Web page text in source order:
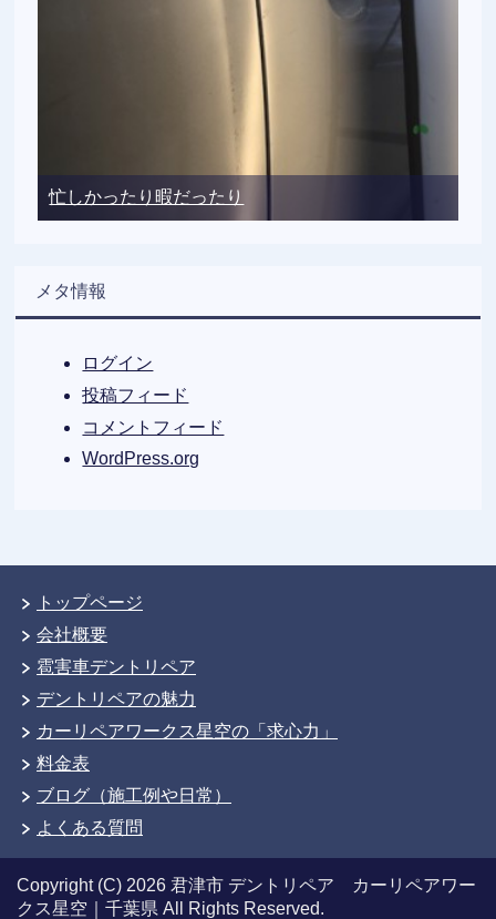
忙しかったり暇だったり
メタ情報
ログイン
投稿フィード
コメントフィード
WordPress.org
トップページ
会社概要
雹害車デントリペア
デントリペアの魅力
カーリペアワークス星空の「求心力」
料金表
ブログ（施工例や日常）
よくある質問
Copyright (C) 2026 君津市 デントリペア カーリペアワー
クス星空｜千葉県 All Rights Reserved.